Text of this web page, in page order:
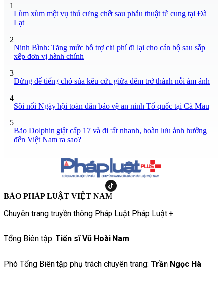
1
Lùm xùm một vụ thú cưng chết sau phẫu thuật tử cung tại Đà
Lạt
2
Ninh Bình: Tăng mức hỗ trợ chi phí đi lại cho cán bộ sau sắp
xếp đơn vị hành chính
3
Đừng để tiếng chó sủa kêu cứu giữa đêm trở thành nỗi ám ảnh
4
Sôi nổi Ngày hội toàn dân bảo vệ an ninh Tổ quốc tại Cà Mau
5
Bão Dolphin giật cấp 17 và đi rất nhanh, hoàn lưu ảnh hưởng
đến Việt Nam ra sao?
BÁO PHÁP LUẬT VIỆT NAM
Chuyên trang truyền thông Pháp Luật Pháp Luật +
Tổng Biên tập: Tiến sĩ Vũ Hoài Nam
Phó Tổng Biên tập phụ trách chuyên trang: Trần Ngọc Hà